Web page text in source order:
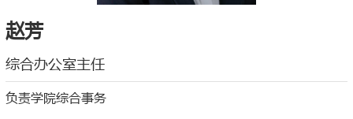
赵芳
综合办公室主任
负责学院综合事务